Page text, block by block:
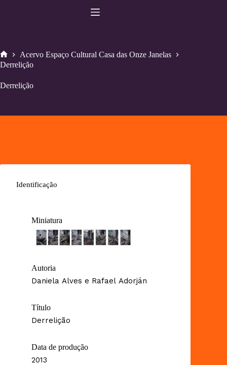
Home
Acervo Espaço Cultural Casa das Onze Janelas
Derrelição
Derrelição
Identificação
Miniatura
Autoria
Daniela Alves e Rafael Adorján
Título
Derrelição
Data de produção
2013